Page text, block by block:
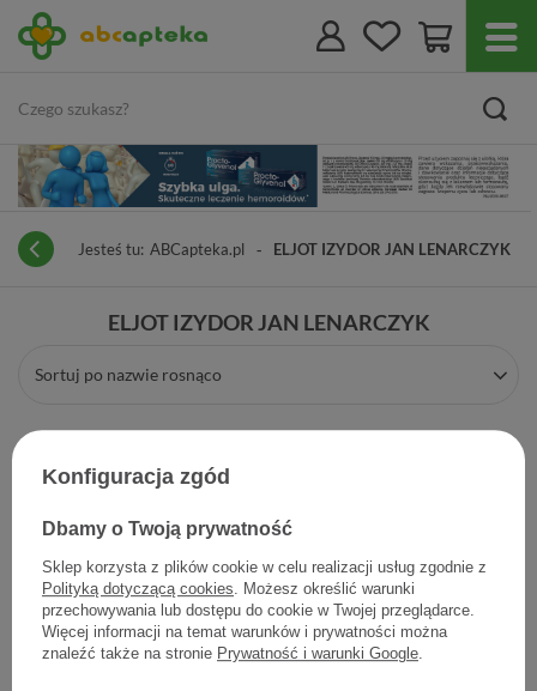
Jesteś tu: ABCapteka.pl ELJOT IZYDOR JAN LENARCZYK
ELJOT IZYDOR JAN LENARCZYK
Sortuj po nazwie rosnąco
Vinilinum, balsam
Szostakowskiego, 100 g
Vinilinum, Balsam
Szostakowskiego, płyn,
Konfiguracja zgód
Dbamy o Twoją prywatność
Sklep korzysta z plików cookie w celu realizacji usług zgodnie z
Polityką dotyczącą cookies . Możesz określić warunki
przechowywania lub dostępu do cookie w Twojej przeglądarce.
Więcej informacji na temat warunków i prywatności można
znaleźć także na stronie Prywatność i warunki Google